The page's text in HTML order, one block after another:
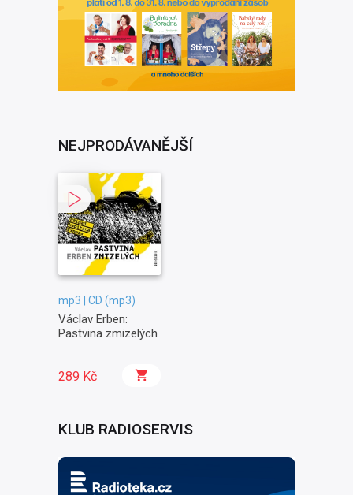
NEJPRODÁVANĚJŠÍ
mp3 | CD (mp3)
Václav Erben:
Pastvina zmizelých
289 Kč
KLUB RADIOSERVIS